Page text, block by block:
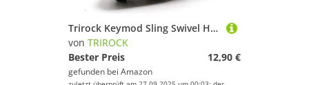
Trirock Keymod Sling Swivel Heart-Shape Loop with Push Button TAN/FDE QD Base & Sling Mount with a Hole for Snap Clip Hook Spring
von TRIROCK
Bester Preis
12,90 €
gefunden bei Amazon